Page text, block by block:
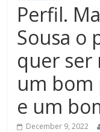
Perfil.
Sousa o
quer ser
um bom
e um
December 9, 2022